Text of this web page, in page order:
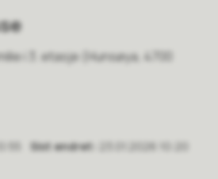
i 3. etasje (Hunsøya, 4700
Sist endret 23.01.2026 10:20